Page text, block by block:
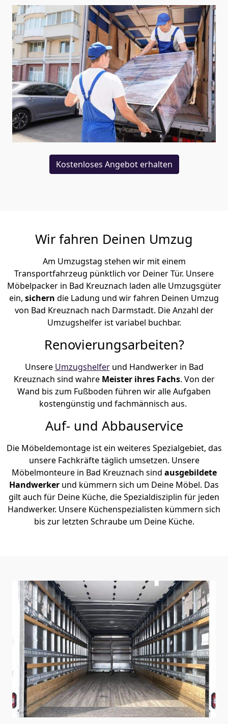
Kostenloses Angebot erhalten
Wir fahren Deinen Umzug
Am Umzugstag stehen wir mit einem
Transportfahrzeug pünktlich vor Deiner Tür. Unsere
Möbelpacker in Bad Kreuznach laden alle Umzugsgüter
ein, sichern die Ladung und wir fahren Deinen Umzug
von Bad Kreuznach nach Darmstadt. Die Anzahl der
Umzugshelfer ist variabel buchbar.
Renovierungsarbeiten?
Unsere Umzugshelferund Handwerker in Bad
Kreuznach sind wahre Meister ihres Fachs. Von der
Wand bis zum Fußboden führen wir alle Aufgaben
kostengünstig und fachmännisch aus.
Auf- und Abbauservice
Die Möbeldemontage ist ein weiteres Spezialgebiet, das
unsere Fachkräfte täglich umsetzen. Unsere
Möbelmonteure in Bad Kreuznach sind ausgebildete
Handwerker und kümmern sich um Deine Möbel. Das
gilt auch für Deine Küche, die Spezialdisziplin für jeden
Handwerker. Unsere Küchenspezialisten kümmern sich
bis zur letzten Schraube um Deine Küche.